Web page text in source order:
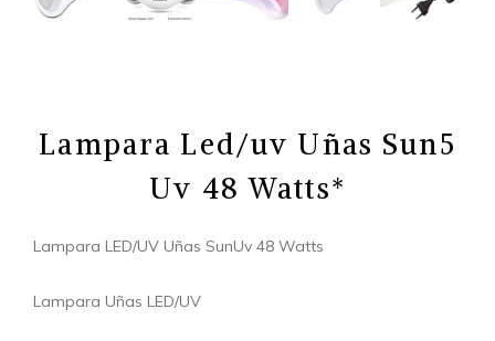
Lampara Led/uv Uñas Sun5
Uv 48 Watts*
Lampara LED/UV Uñas SunUv 48 Watts
Lampara Uñas LED/UV